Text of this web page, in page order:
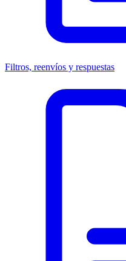
Filtros, reenvíos y respuestas